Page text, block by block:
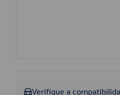
Verifique a